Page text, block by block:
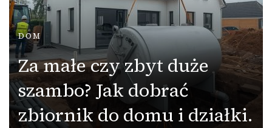
DOM
Za małe czy zbyt duże
szambo? Jak dobrać
zbiornik do domu i działki.